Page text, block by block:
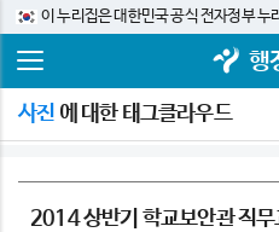
이 누리집은 대한민국 공식 전자정부 누
행
사진 에 대한 태그클라우드
2014 상반기 학교보안관 직